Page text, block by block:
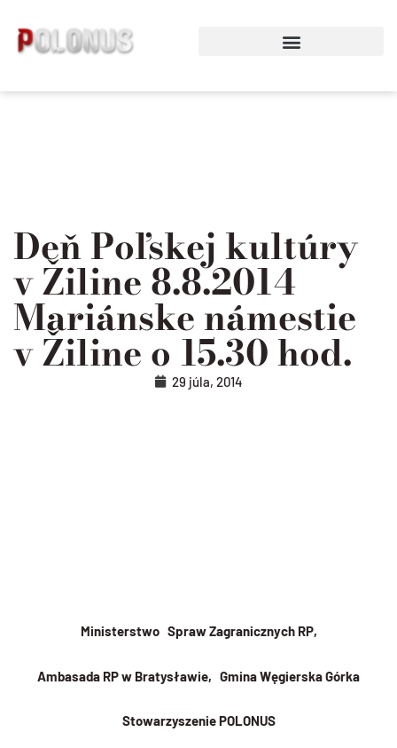
obsah
Deň Poľskej kultúry
v Žiline 8.8.2014
Mariánske námestie
v Žiline o 15.30 hod.
29 júla, 2014
Ministerstwo Spraw Zagranicznych RP,
Ambasada RP w Bratysławie, Gmina Węgierska Górka
Stowarzyszenie POLONUS